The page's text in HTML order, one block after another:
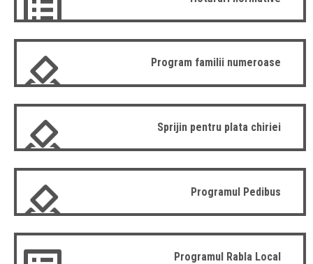
Program familii numeroase
Sprijin pentru plata chiriei
Programul Pedibus
Programul Rabla Local